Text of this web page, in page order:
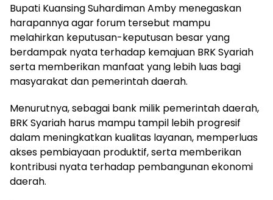
Bupati Kuansing Suhardiman Amby menegaskan
harapannya agar forum tersebut mampu
melahirkan keputusan-keputusan besar yang
berdampak nyata terhadap kemajuan BRK Syariah
serta memberikan manfaat yang lebih luas bagi
masyarakat dan pemerintah daerah.
Menurutnya, sebagai bank milik pemerintah daerah,
BRK Syariah harus mampu tampil lebih progresif
dalam meningkatkan kualitas layanan, memperluas
akses pembiayaan produktif, serta memberikan
kontribusi nyata terhadap pembangunan ekonomi
daerah.